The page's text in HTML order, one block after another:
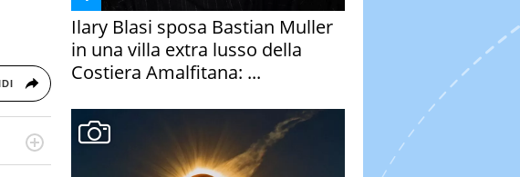
in
Ilary Blasi sposa Bastian Muller
in una villa extra lusso della
Costiera Amalfitana: ...